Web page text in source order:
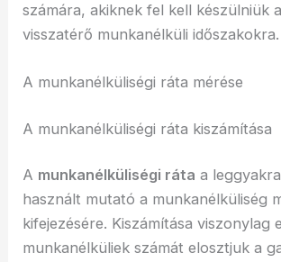
számára, akiknek fel kell készülniük
visszatérő munkanélküli időszakokra.
A munkanélküliségi ráta mérése
A munkanélküliségi ráta kiszámítása
A munkanélküliségi ráta a
használt mutató a munkanélküliség
kifejezésére. Kiszámítása viszonylag
munkanélküliek számát elosztjuk a